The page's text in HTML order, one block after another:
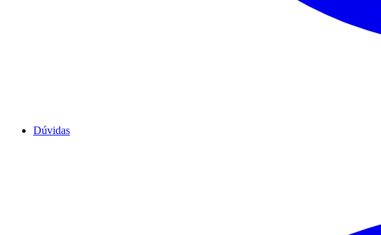
Dúvidas